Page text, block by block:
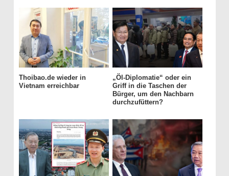
Thoibao.de wieder in
Vietnam erreichbar
„Öl-Diplomatie“ oder ein
Griff in die Taschen der
Bürger, um den Nachbarn
durchzufüttern?